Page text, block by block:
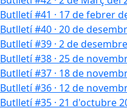
Butlletí #41 · 17 de febrer
Butlletí #40 · 20 de
Butlletí #39 · 2 de
Butlletí #38 · 25 de
Butlletí #37 · 18 de
Butlletí #36 · 12 de
Butlletí #35 · 21 d'octubre